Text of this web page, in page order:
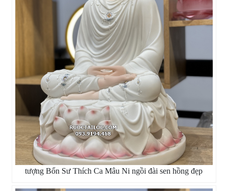
tượng Bổn Sư Thích Ca Mâu Ni ngồi đài sen hồng đẹp